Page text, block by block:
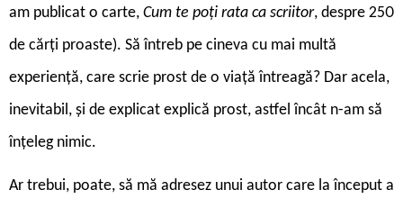
am publicat o carte, Cum te poți rata ca scriitor, despre 250
de cărți proaste). Să întreb pe cineva cu mai multă
experiență, care scrie prost de o viață întreagă? Dar acela,
inevitabil, și de explicat explică prost, astfel încât n-am să
înțeleg nimic.
Ar trebui, poate, să mă adresez unui autor care la început a